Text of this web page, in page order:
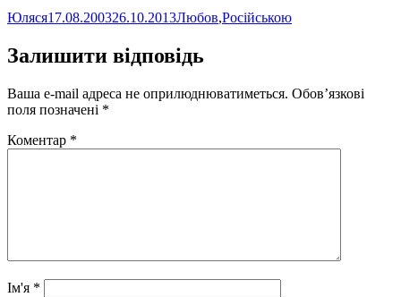
Автор
ЮлясяОприлюднено
17.08.200326.10.2013Категорії
Любов,Російською
Залишити відповідь
Ваша e-mail адреса не оприлюднюватиметься. Обов’язкові
поля позначені *
Коментар *
Ім'я *